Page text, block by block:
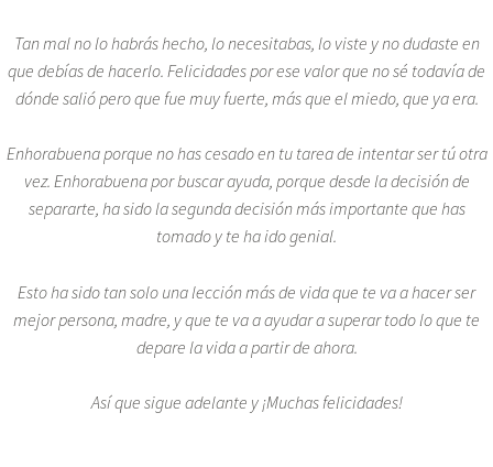
Tan mal no lo habrás hecho, lo necesitabas, lo viste y no dudaste en
que debías de hacerlo. Felicidades por ese valor que no sé todavía de
dónde salió pero que fue muy fuerte, más que el miedo, que ya era.
Enhorabuena porque no has cesado en tu tarea de intentar ser tú otra
vez. Enhorabuena por buscar ayuda, porque desde la decisión de
separarte, ha sido la segunda decisión más importante que has
tomado y te ha ido genial.
Esto ha sido tan solo una lección más de vida que te va a hacer ser
mejor persona, madre, y que te va a ayudar a superar todo lo que te
depare la vida a partir de ahora.
Así que sigue adelante y ¡Muchas felicidades!